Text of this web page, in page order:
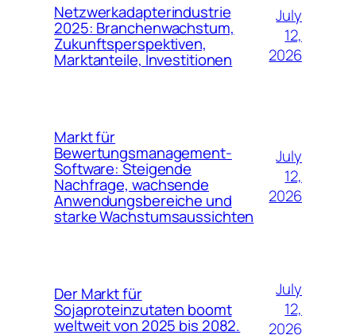
Netzwerkadapterindustrie
2025: Branchenwachstum,
Zukunftsperspektiven,
Marktanteile, Investitionen
July
12,
2026
Markt für
Bewertungsmanagement-
Software: Steigende
Nachfrage, wachsende
Anwendungsbereiche und
starke Wachstumsaussichten
July
12,
2026
Der Markt für
Sojaproteinzutaten boomt
weltweit von 2025 bis 2082.
July
12,
2026